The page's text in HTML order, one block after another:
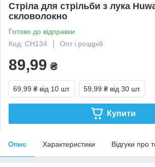
Стріла для стрільби з лука
скловолокно
Готово до відправки
Код: CH134
Опт і роздріб
89,99 ₴
69,99 ₴ від 10 шт. 59,99 ₴ від 30 шт.
Купити
Опис Характеристики Відгуки про